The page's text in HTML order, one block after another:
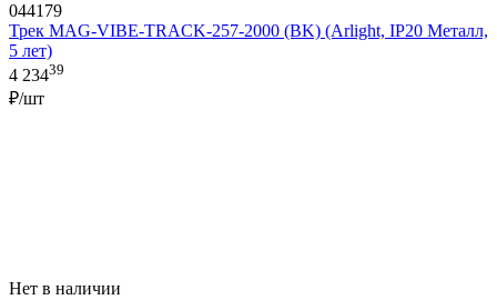
044179
Трек MAG-VIBE-TRACK-257-2000 (BK) (Arlight, IP20 Металл,
5 лет)
4 23439
₽/шт
Нет в наличии